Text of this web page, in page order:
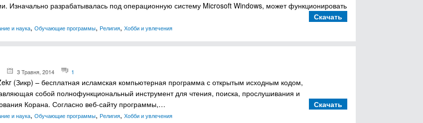
Изначально разрабатывалась под операционную систему Microsoft Windows, может функционировать
Скачать
и наука, Обучающие программы, Религия, Хобби и увлечения
3 Травня, 2014 1
(Зикр) – бесплатная исламская компьютерная программа с открытым исходным кодом,
собой полнофункциональный инструмент для чтения, поиска, прослушивания и
Корана. Согласно веб-сайту программы,…
Скачать
и наука, Обучающие программы, Религия, Хобби и увлечения